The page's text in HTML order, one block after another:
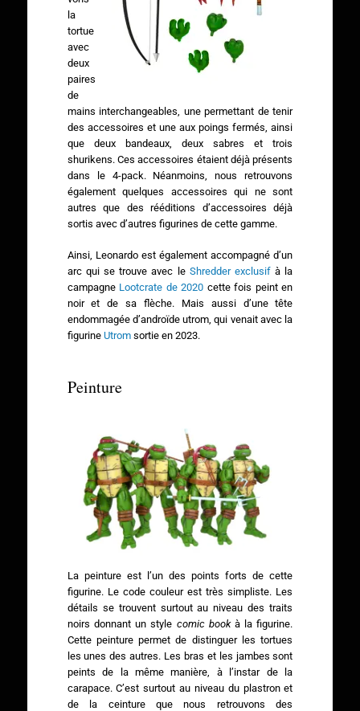
la
tortue
avec
deux
paires
de
mains interchangeables, une permettant de tenir
des accessoires et une aux poings fermés, ainsi
que deux bandeaux, deux sabres et trois
shurikens. Ces accessoires étaient déjà présents
dans le 4-pack. Néanmoins, nous retrouvons
également quelques accessoires qui ne sont
autres que des rééditions d’accessoires déjà
sortis avec d’autres figurines de cette gamme.
Ainsi, Leonardo est également accompagné d’un
arc qui se trouve avec le Shredder exclusif à la
campagne Lootcrate de 2020 cette fois peint en
noir et de sa flèche. Mais aussi d’une tête
endommagée d’androïde utrom, qui venait avec la
figurine Utromsortie en 2023.
Peinture
La peinture est l’un des points forts de cette
figurine. Le code couleur est très simpliste. Les
détails se trouvent surtout au niveau des traits
noirs donnant un style comic bookà la figurine.
Cette peinture permet de distinguer les tortues
les unes des autres. Les bras et les jambes sont
peints de la même manière, à l’instar de la
carapace. C’est surtout au niveau du plastron et
de la ceinture que nous retrouvons des